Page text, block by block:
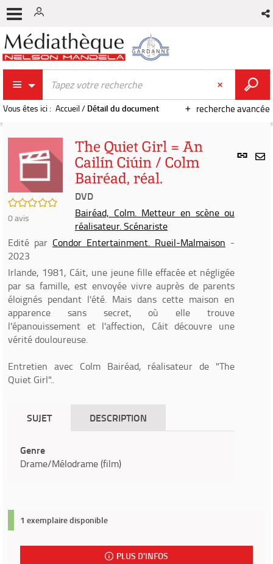
recherche avancée
Vous êtes ici : Accueil/ Détail du document
Lien
/5
0avis
The Quiet Girl = An
Cailín Ciúin / Colm
Bairéad, réal.
DVD
Bairéad, Colm. Metteur en scène ou
réalisateur. Scénariste
Edité par Condor Entertainment. Rueil-Malmaison -
2023
Irlande, 1981, Cáit, une jeune fille effacée et négligée
par sa famille, est envoyée vivre auprès de parents
éloignés pendant l'été. Mais dans cette maison en
apparence sans secret, où elle trouve
l'épanouissement et l'affection, Cáit découvre une
vérité douloureuse.
Entretien avec Colm Bairéad, réalisateur de "The
Quiet Girl"..
SUJET DESCRIPTION
Genre
Drame/Mélodrame (film)
1 exemplaire disponible
PLUS D'INFOS